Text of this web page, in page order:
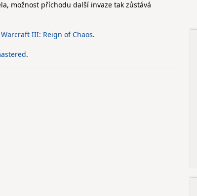
možnost příchodu další invaze tak zůstává
Warcraft III: Reign of Chaos.
.